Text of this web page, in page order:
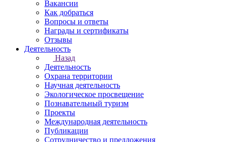
Вакансии
Как добраться
Вопросы и ответы
Награды и сертификаты
Отзывы
Деятельность
Назад
Деятельность
Охрана территории
Научная деятельность
Экологическое просвещение
Познавательный туризм
Проекты
Международная деятельность
Публикации
Сотрудничество и предложения